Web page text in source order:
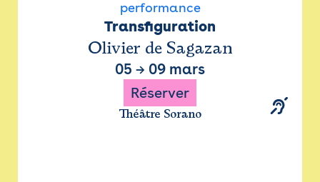
performance
Transfiguration
Olivier de Sagazan
05 → 09 mars
Réserver
Théâtre Sorano